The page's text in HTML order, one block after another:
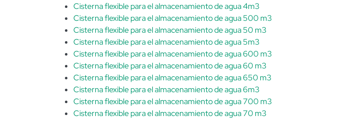
Cisterna flexible para el almacenamiento de agua 4m3
Cisterna flexible para el almacenamiento de agua 500 m3
Cisterna flexible para el almacenamiento de agua 50 m3
Cisterna flexible para el almacenamiento de agua 5m3
Cisterna flexible para el almacenamiento de agua 600 m3
Cisterna flexible para el almacenamiento de agua 60 m3
Cisterna flexible para el almacenamiento de agua 650 m3
Cisterna flexible para el almacenamiento de agua 6m3
Cisterna flexible para el almacenamiento de agua 700 m3
Cisterna flexible para el almacenamiento de agua 70 m3